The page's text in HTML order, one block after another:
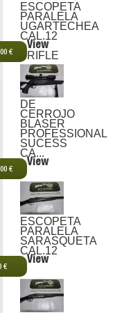
ESCOPETA
PARALELA
UGARTECHEA
CAL.12
€
View
RIFLE
DE
CERROJO
BLASER
PROFESSIONAL
SUCESS
CA...
€
View
ESCOPETA
PARALELA
SARASQUETA
CAL.12
€
View